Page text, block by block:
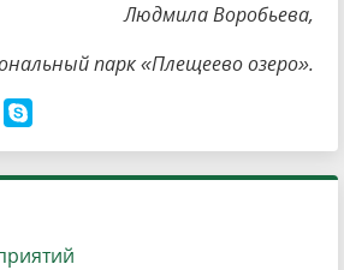
Людмила Воробьева,
парк «Плещеево озеро».